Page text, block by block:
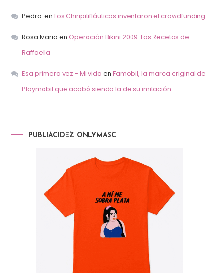
Pedro. en Los Chiripitifláuticos inventaron el crowdfunding
Rosa Maria en Operación Bikini 2009: Las Recetas de
Raffaella
Esa primera vez - Mi vida en Famobil, la marca original de
Playmobil que acabó siendo la de su imitación
PUBLIACIDEZ ONLYMASC